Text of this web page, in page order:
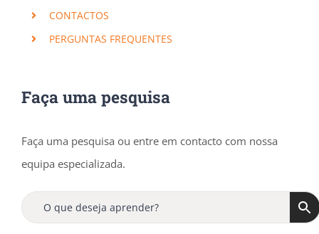
CONTACTOS
PERGUNTAS FREQUENTES
Faça uma pesquisa
Faça uma pesquisa ou entre em contacto com nossa
equipa especializada.